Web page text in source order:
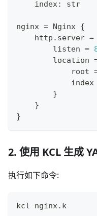
    index
: str
nginx = Nginx {
    http
. server =
        listen
=
        location
            root
            index
}
}
}
2. 使用 KCL 生成
执行如下命令:
kcl nginx.k